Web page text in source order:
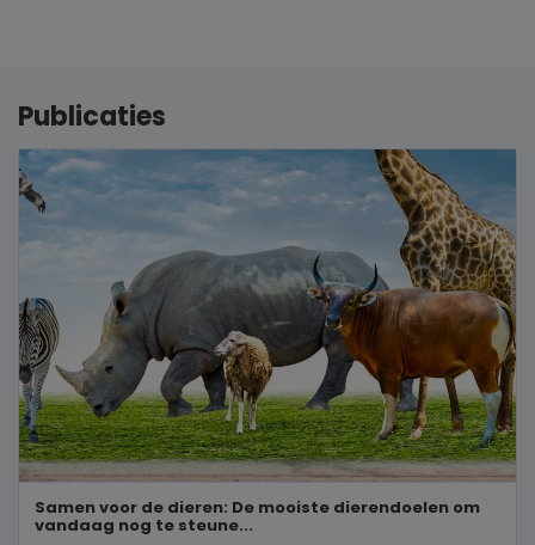
Publicaties
Samen voor de dieren: De mooiste dierendoelen om
vandaag nog te steune...